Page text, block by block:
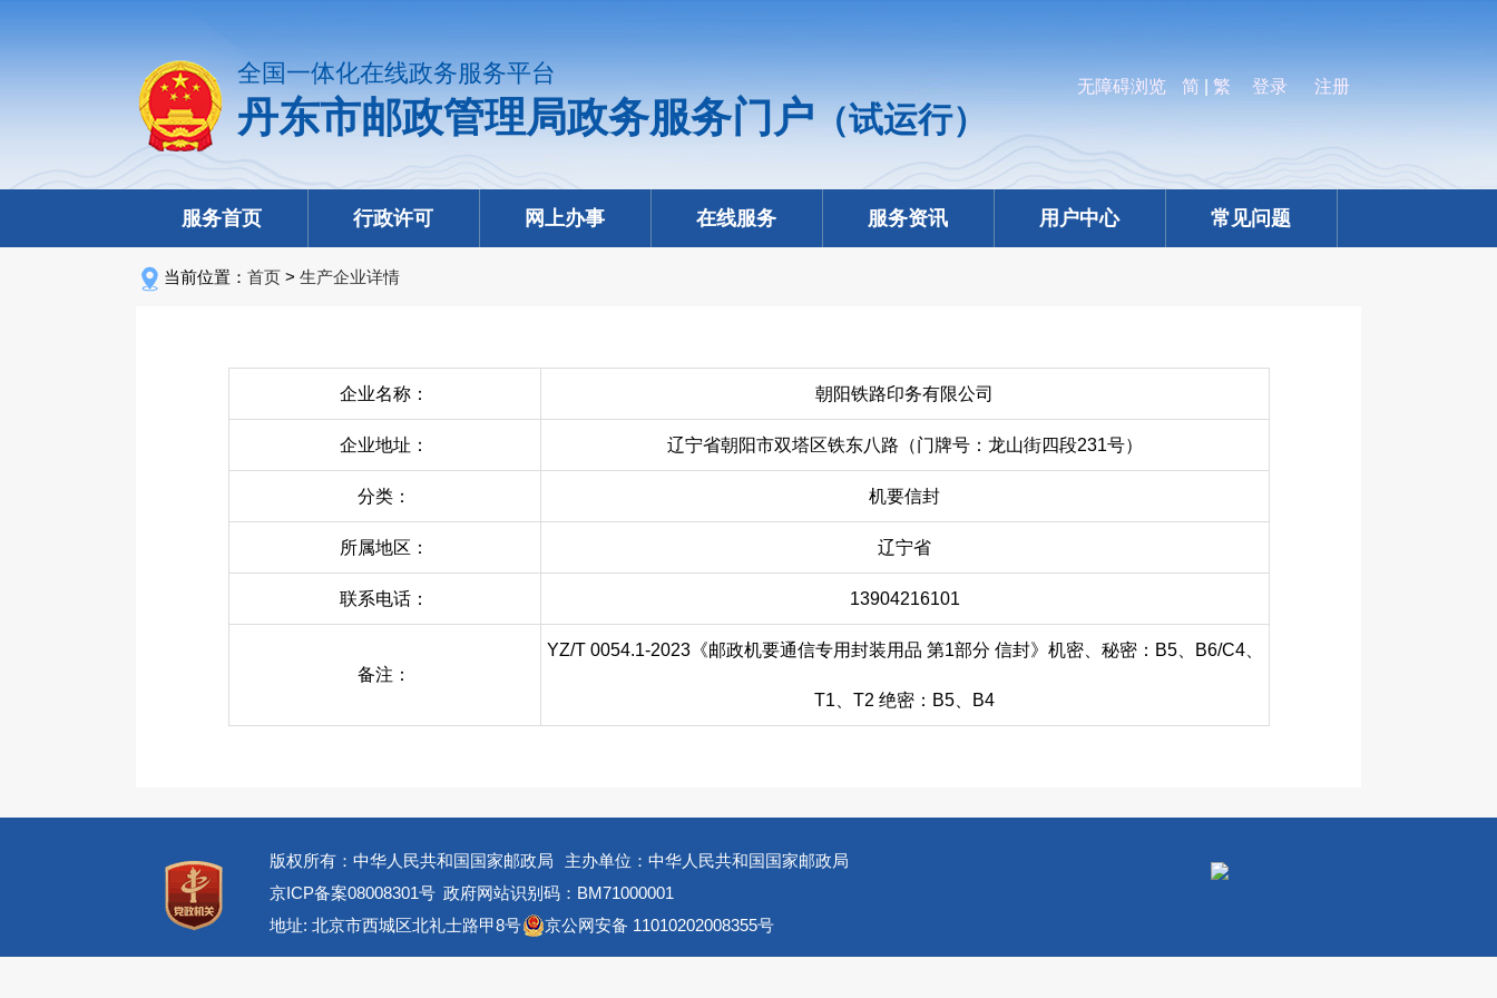
全国一体化在线政务服务平台
丹东市邮政管理局政务服务门户（试运行）
无障碍浏览 简 繁 登录 注册
服务首页 行政许可 网上办事 在线服务 服务资讯 用户中心 常见问题
当前位置： 首页 > 生产企业详情
企业名称： 朝阳铁路印务有限公司
企业地址： 辽宁省朝阳市双塔区铁东八路（门牌号：龙山街四段231号）
分类： 机要信封
所属地区： 辽宁省
联系电话： 13904216101
备注：
YZ/T 0054.1-2023《邮政机要通信专用封装用品 第1部分 信封》机密、秘密：B5、B6/C4、
T1、T2 绝密：B5、B4
版权所有：中华人民共和国国家邮政局
主办单位：中华人民共和国国家邮政局
京ICP备案08008301号 政府网站识别码：BM71000001
地址: 北京市西城区北礼士路甲8号
京公网安备 11010202008355号